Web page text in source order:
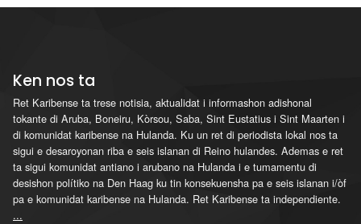
Ken nos ta
Ret Karibense ta trese notisia, aktualidat i informashon adishonal
tokante di Aruba, Boneiru, Kòrsou, Saba, Sint Eustatius i Sint Maarten i
di komunidat karibense na Hulanda. Ku un ret di periodista lokal nos ta
sigui e desaroyonan riba e seis islanan di Reino hulandes. Ademas e ret
ta sigui komunidat antiano i arubano na Hulanda i e tumamentu di
desishon polítiko na Den Haag ku tin konsekuensha pa e seis islanan i/òf
pa e komunidat karibense na Hulanda. Ret Karibense ta independiente.
...